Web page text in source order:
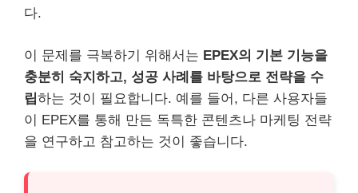
다.
이 문제를 극복하기 위해서는 EPEX의 기본 기능을
충분히 숙지하고, 성공 사례를 바탕으로 전략을 수
립하는 것이 필요합니다. 예를 들어, 다른 사용자들
이 EPEX를 통해 만든 독특한 콘텐츠나 마케팅 전략
을 연구하고 참고하는 것이 좋습니다.